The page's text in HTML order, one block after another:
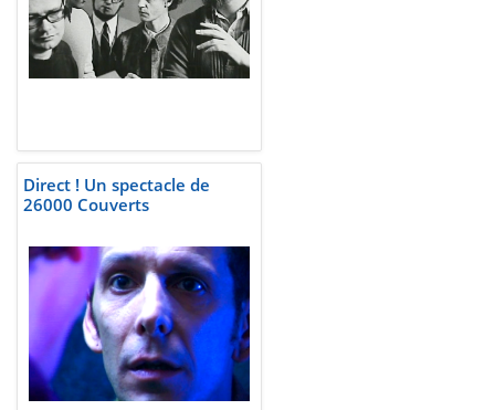
Direct ! Un spectacle de
26000 Couverts